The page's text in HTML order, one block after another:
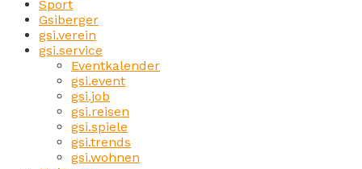
Sport
Gsiberger
gsi.verein
gsi.service
Eventkalender
gsi.event
gsi.job
gsi.reisen
gsi.spiele
gsi.trends
gsi.wohnen